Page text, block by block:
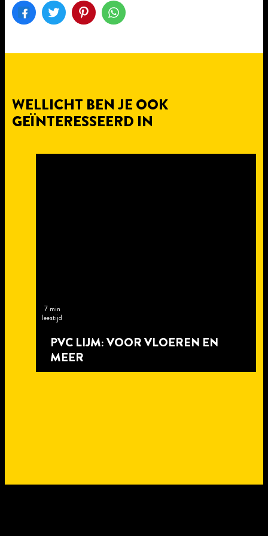
WELLICHT BEN JE OOK
GEÏNTERESSEERD IN
7 min
leestijd
PVC LIJM: VOOR VLOEREN EN
MEER